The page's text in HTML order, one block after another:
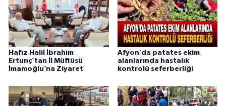
Hafız Halil İbrahim
Ertunç’tan İl Müftüsü
İmamoğlu’na Ziyaret
Afyon’da patates ekim
alanlarında hastalık
kontrolü seferberliği